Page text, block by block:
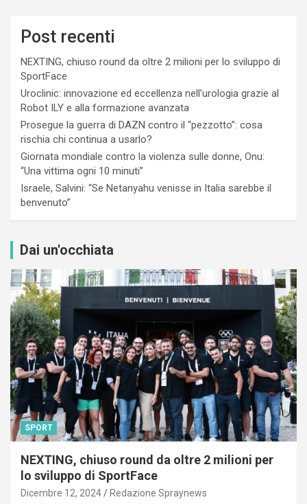
Post recenti
NEXTING, chiuso round da oltre 2 milioni per lo sviluppo di
SportFace
Uroclinic: innovazione ed eccellenza nell’urologia grazie al
Robot ILY e alla formazione avanzata
Prosegue la guerra di DAZN contro il “pezzotto”: cosa
rischia chi continua a usarlo?
Giornata mondiale contro la violenza sulle donne, Onu:
“Una vittima ogni 10 minuti”
Israele, Salvini: “Se Netanyahu venisse in Italia sarebbe il
benvenuto”
Dai un'occhiata
SPORT
NEXTING, chiuso round da oltre 2 milioni per
lo sviluppo di SportFace
Dicembre 12, 2024 Redazione Spraynews